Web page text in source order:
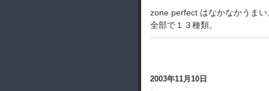
zone perfect はなかなかうまい
全部で１３種類。
2003年11月10日